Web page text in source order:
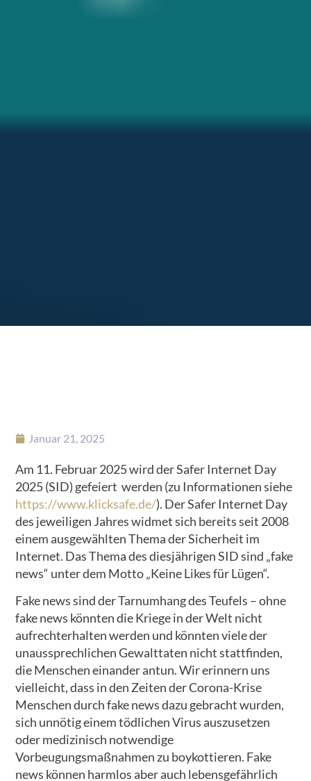
Januar 21, 2025
Am 11. Februar 2025 wird der Safer Internet Day
2025 (SID) gefeiert werden (zu Informationen siehe
https://www.klicksafe.de/). Der Safer Internet Day
des jeweiligen Jahres widmet sich bereits seit 2008
einem ausgewählten Thema der Sicherheit im
Internet. Das Thema des diesjährigen SID sind „fake
news“ unter dem Motto „Keine Likes für Lügen“.
Fake news sind der Tarnumhang des Teufels – ohne
fake news könnten die Kriege in der Welt nicht
aufrechterhalten werden und könnten viele der
unaussprechlichen Gewalttaten nicht stattfinden,
die Menschen einander antun. Wir erinnern uns
vielleicht, dass in den Zeiten der Corona-Krise
Menschen durch fake news dazu gebracht wurden,
sich unnötig einem tödlichen Virus auszusetzen
oder medizinisch notwendige
Vorbeugungsmaßnahmen zu boykottieren. Fake
news können harmlos aber auch lebensgefährlich